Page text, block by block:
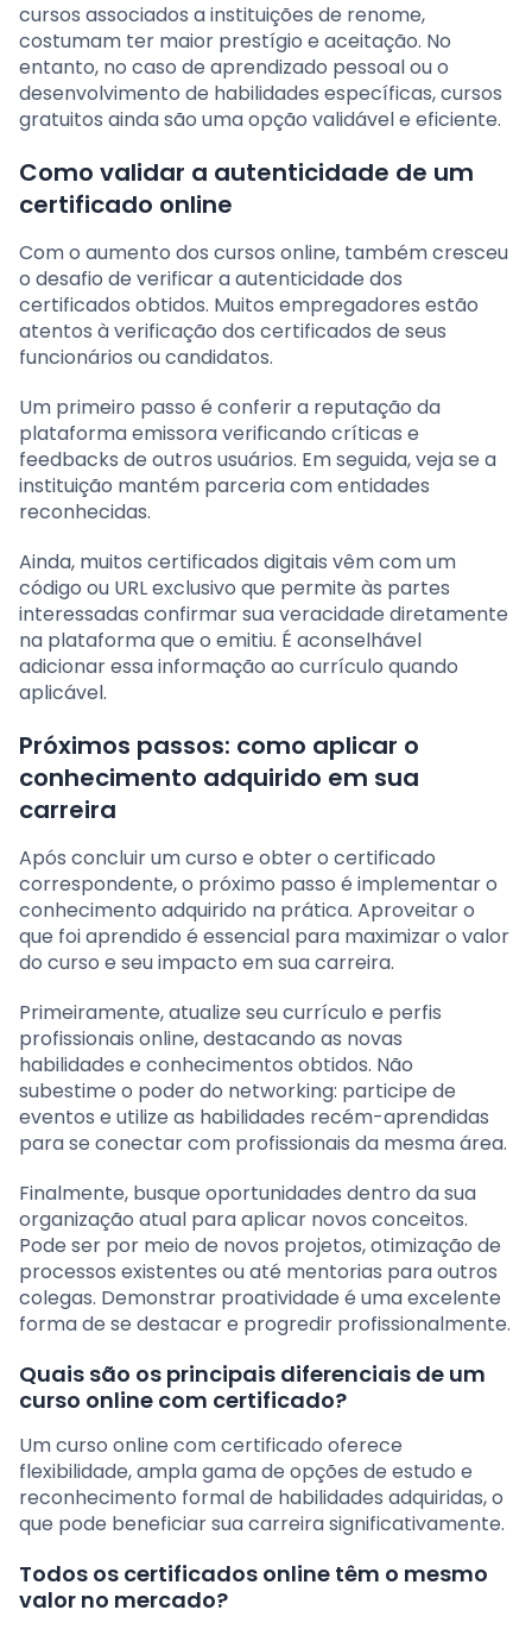
cursos associados a instituições de renome,
costumam ter maior prestígio e aceitação. No
entanto, no caso de aprendizado pessoal ou o
desenvolvimento de habilidades específicas, cursos
gratuitos ainda são uma opção validável e eficiente.
Como validar a autenticidade de um
certificado online
Com o aumento dos cursos online, também cresceu
o desafio de verificar a autenticidade dos
certificados obtidos. Muitos empregadores estão
atentos à verificação dos certificados de seus
funcionários ou candidatos.
Um primeiro passo é conferir a reputação da
plataforma emissora verificando críticas e
feedbacks de outros usuários. Em seguida, veja se a
instituição mantém parceria com entidades
reconhecidas.
Ainda, muitos certificados digitais vêm com um
código ou URL exclusivo que permite às partes
interessadas confirmar sua veracidade diretamente
na plataforma que o emitiu. É aconselhável
adicionar essa informação ao currículo quando
aplicável.
Próximos passos: como aplicar o
conhecimento adquirido em sua
carreira
Após concluir um curso e obter o certificado
correspondente, o próximo passo é implementar o
conhecimento adquirido na prática. Aproveitar o
que foi aprendido é essencial para maximizar o valor
do curso e seu impacto em sua carreira.
Primeiramente, atualize seu currículo e perfis
profissionais online, destacando as novas
habilidades e conhecimentos obtidos. Não
subestime o poder do networking: participe de
eventos e utilize as habilidades recém-aprendidas
para se conectar com profissionais da mesma área.
Finalmente, busque oportunidades dentro da sua
organização atual para aplicar novos conceitos.
Pode ser por meio de novos projetos, otimização de
processos existentes ou até mentorias para outros
colegas. Demonstrar proatividade é uma excelente
forma de se destacar e progredir profissionalmente.
Quais são os principais diferenciais de um
curso online com certificado?
Um curso online com certificado oferece
flexibilidade, ampla gama de opções de estudo e
reconhecimento formal de habilidades adquiridas, o
que pode beneficiar sua carreira significativamente.
Todos os certificados online têm o mesmo
valor no mercado?